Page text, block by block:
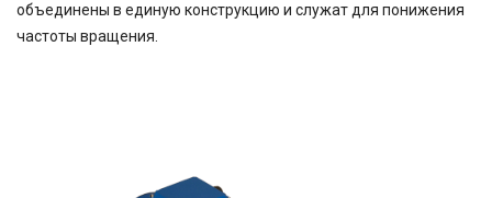
189
189,3
объединены в единую конструкцию и служат для понижения
частоты вращения.